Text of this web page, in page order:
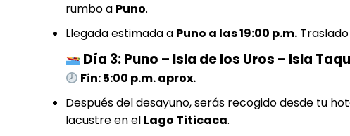
rumbo a Puno.
Llegada estimada a Puno a las 19:00 p.m.
Día 3: Puno – Isla de los Uros – Isla
Fin: 5:00 p.m. aprox.
Después del desayuno, serás recogido desde tu
lacustre en el Lago Titicaca.